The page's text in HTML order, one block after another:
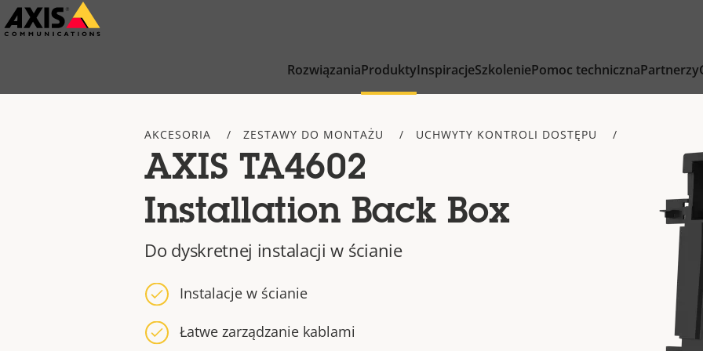
Przejdź
do
RozwiązaniaProduktyInspiracjeSzkoleniePomoc technicznaPartnerzy
AKCESORIA ZESTAWY DO MONTAŻU UCHWYTY KONTROLI DOSTĘPU
AXIS TA4602
Installation Back Box
Do dyskretnej instalacji w ścianie
Instalacje w ścianie
Łatwe zarządzanie kablami